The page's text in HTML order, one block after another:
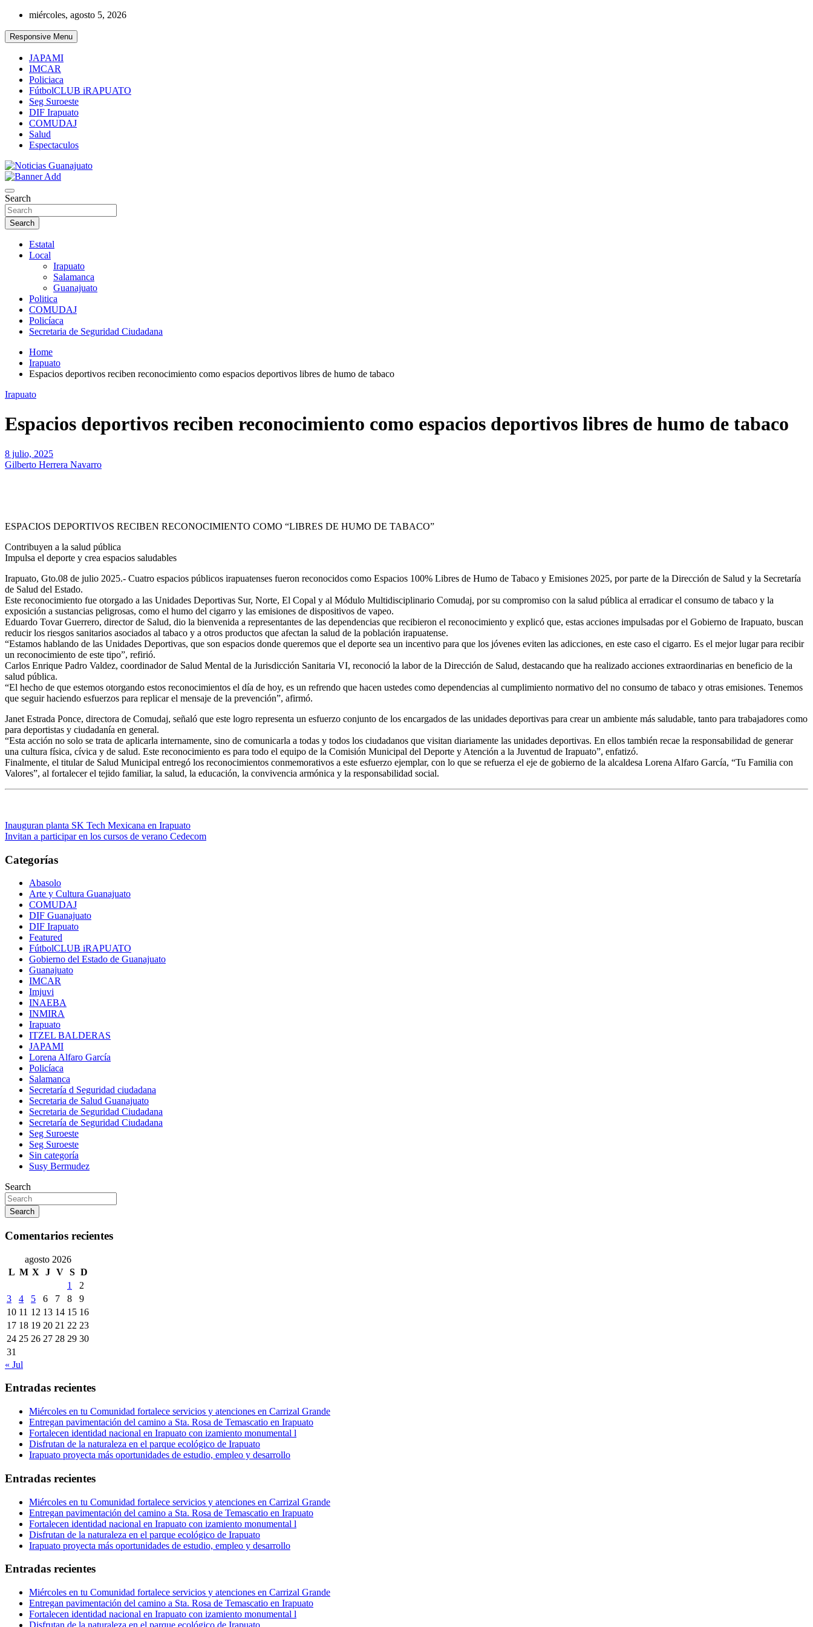
Skip
content
miércoles, agosto 5, 2026
Responsive Menu
JAPAMI
IMCAR
Policiaca
FútbolCLUB iRAPUATO
Seg Suroeste
DIF Irapuato
COMUDAJ
Salud
Espectaculos
Noticias Guanajuato
Search
Search
Estatal
Local
Irapuato
Salamanca
Guanajuato
Politica
COMUDAJ
Policíaca
Secretaria de Seguridad Ciudadana
Home
Irapuato
Espacios deportivos reciben reconocimiento como espacios deportivos libres de humo de tabaco
Irapuato
Espacios deportivos reciben reconocimiento como espacios deportivos libres de humo de tabaco
8 julio, 2025
Gilberto Herrera Navarro
ESPACIOS DEPORTIVOS RECIBEN RECONOCIMIENTO COMO “LIBRES DE HUMO DE TABACO”
Contribuyen a la salud pública
Impulsa el deporte y crea espacios saludables
Irapuato, Gto.08 de julio 2025.- Cuatro espacios públicos irapuatenses fueron reconocidos como Espacios 100% Libres de Humo de Tabaco y Emisiones 2025, por parte de la Dirección de Salud y la Secretaría
de Salud del Estado.
Este reconocimiento fue otorgado a las Unidades Deportivas Sur, Norte, El Copal y al Módulo Multidisciplinario Comudaj, por su compromiso con la salud pública al erradicar el consumo de tabaco y la
exposición a sustancias peligrosas, como el humo del cigarro y las emisiones de dispositivos de vapeo.
Eduardo Tovar Guerrero, director de Salud, dio la bienvenida a representantes de las dependencias que recibieron el reconocimiento y explicó que, estas acciones impulsadas por el Gobierno de Irapuato, buscan
reducir los riesgos sanitarios asociados al tabaco y a otros productos que afectan la salud de la población irapuatense.
“Estamos hablando de las Unidades Deportivas, que son espacios donde queremos que el deporte sea un incentivo para que los jóvenes eviten las adicciones, en este caso el cigarro. Es el mejor lugar para recibir
un reconocimiento de este tipo”, refirió.
Carlos Enrique Padro Valdez, coordinador de Salud Mental de la Jurisdicción Sanitaria VI, reconoció la labor de la Dirección de Salud, destacando que ha realizado acciones extraordinarias en beneficio de la
salud pública.
“El hecho de que estemos otorgando estos reconocimientos el día de hoy, es un refrendo que hacen ustedes como dependencias al cumplimiento normativo del no consumo de tabaco y otras emisiones. Tenemos
que seguir haciendo esfuerzos para replicar el mensaje de la prevención”, afirmó.
Janet Estrada Ponce, directora de Comudaj, señaló que este logro representa un esfuerzo conjunto de los encargados de las unidades deportivas para crear un ambiente más saludable, tanto para trabajadores como
para deportistas y ciudadanía en general.
“Esta acción no solo se trata de aplicarla internamente, sino de comunicarla a todas y todos los ciudadanos que visitan diariamente las unidades deportivas. En ellos también recae la responsabilidad de generar
una cultura física, cívica y de salud. Este reconocimiento es para todo el equipo de la Comisión Municipal del Deporte y Atención a la Juventud de Irapuato”, enfatizó.
Finalmente, el titular de Salud Municipal entregó los reconocimientos conmemorativos a este esfuerzo ejemplar, con lo que se refuerza el eje de gobierno de la alcaldesa Lorena Alfaro García, “Tu Familia con
Valores”, al fortalecer el tejido familiar, la salud, la educación, la convivencia armónica y la responsabilidad social.
Navegación
de
entradas
Inauguran planta SK Tech Mexicana en Irapuato
Invitan a participar en los cursos de verano Cedecom
Categorías
Abasolo
Arte y Cultura Guanajuato
COMUDAJ
DIF Guanajuato
DIF Irapuato
Featured
FútbolCLUB iRAPUATO
Gobierno del Estado de Guanajuato
Guanajuato
IMCAR
Imjuvi
INAEBA
INMIRA
Irapuato
ITZEL BALDERAS
JAPAMI
Lorena Alfaro García
Policíaca
Salamanca
Secretaría d Seguridad ciudadana
Secretaria de Salud Guanajuato
Secretaria de Seguridad Ciudadana
Secretaría de Seguridad Ciudadana
Seg Suroeste
Seg Suroeste
Sin categoría
Susy Bermudez
Search
Search
Comentarios recientes
agosto 2026
L M X J V S D
1
2
3
4 5 6 7 8
9
10 11 12 13 14 15 16
17 18 19 20 21 22 23
24 25 26 27 28 29 30
31
« Jul
Entradas recientes
Miércoles en tu Comunidad fortalece servicios y atenciones en Carrizal Grande
Entregan pavimentación del camino a Sta. Rosa de Temascatio en Irapuato
Fortalecen identidad nacional en Irapuato con izamiento monumental l
Disfrutan de la naturaleza en el parque ecológico de Irapuato
Irapuato proyecta más oportunidades de estudio, empleo y desarrollo
Entradas recientes
Miércoles en tu Comunidad fortalece servicios y atenciones en Carrizal Grande
Entregan pavimentación del camino a Sta. Rosa de Temascatio en Irapuato
Fortalecen identidad nacional en Irapuato con izamiento monumental l
Disfrutan de la naturaleza en el parque ecológico de Irapuato
Irapuato proyecta más oportunidades de estudio, empleo y desarrollo
Entradas recientes
Miércoles en tu Comunidad fortalece servicios y atenciones en Carrizal Grande
Entregan pavimentación del camino a Sta. Rosa de Temascatio en Irapuato
Fortalecen identidad nacional en Irapuato con izamiento monumental l
Disfrutan de la naturaleza en el parque ecológico de Irapuato